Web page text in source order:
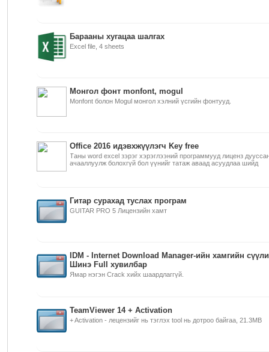
Барааны хугацаа шалгах
Excel file, 4 sheets
Монгол фонт monfont, mogul
Monfont болон Mogul монгол хэлний үсгийн фонтууд.
Office 2016 идэвхжүүлэгч Key free
Таны word excel зэрэг хэрэглээний программууд лиценз
ачааллуулж болохгүй бол үүнийг татаж аваад асуудлаа шийд
Гитар сурахад туслах програм
GUITAR PRO 5 Лицензийн хамт
IDM - Internet Download Manager-ийн хамгийн
Шинэ Full хувилбар
Ямар нэгэн Crack хийх шаардлаггүй.
TeamViewer 14 + Activation
+ Activation - лецензийг нь тэглэх tool нь дотроо байгаа, 21.3MB